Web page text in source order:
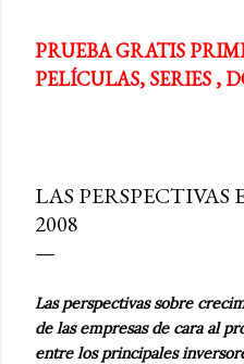
PRUEBA GRATIS
PELÍCULAS, SERIES ,
LAS
2008
Las perspectivas sobre
de las empresas de cara al
entre los principales